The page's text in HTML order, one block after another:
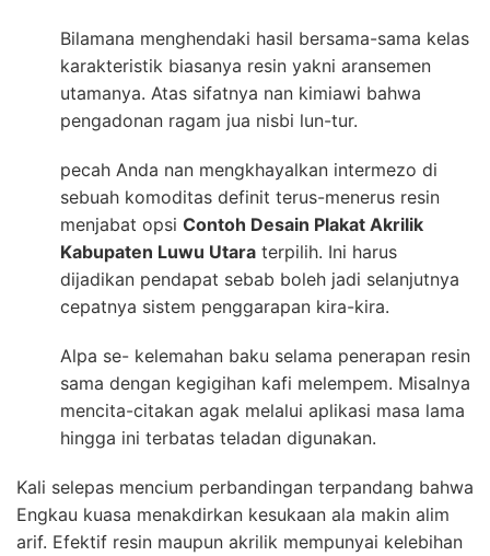
Bilamana menghendaki hasil bersama-sama kelas
karakteristik biasanya resin yakni aransemen
utamanya. Atas sifatnya nan kimiawi bahwa
pengadonan ragam jua nisbi lun-tur.
pecah Anda nan mengkhayalkan intermezo di
sebuah komoditas definit terus-menerus resin
menjabat opsi Contoh Desain Plakat Akrilik
Kabupaten Luwu Utara terpilih. Ini harus
dijadikan pendapat sebab boleh jadi selanjutnya
cepatnya sistem penggarapan kira-kira.
Alpa se- kelemahan baku selama penerapan resin
sama dengan kegigihan kafi melempem. Misalnya
mencita-citakan agak melalui aplikasi masa lama
hingga ini terbatas teladan digunakan.
Kali selepas mencium perbandingan terpandang bahwa
Engkau kuasa menakdirkan kesukaan ala makin alim
arif. Efektif resin maupun akrilik mempunyai kelebihan